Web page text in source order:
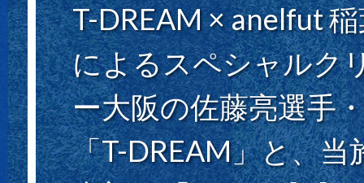
T-DREAM × anelfut
によるスペシャルク
ー大阪の佐藤亮選手
「T-DREAM」と、